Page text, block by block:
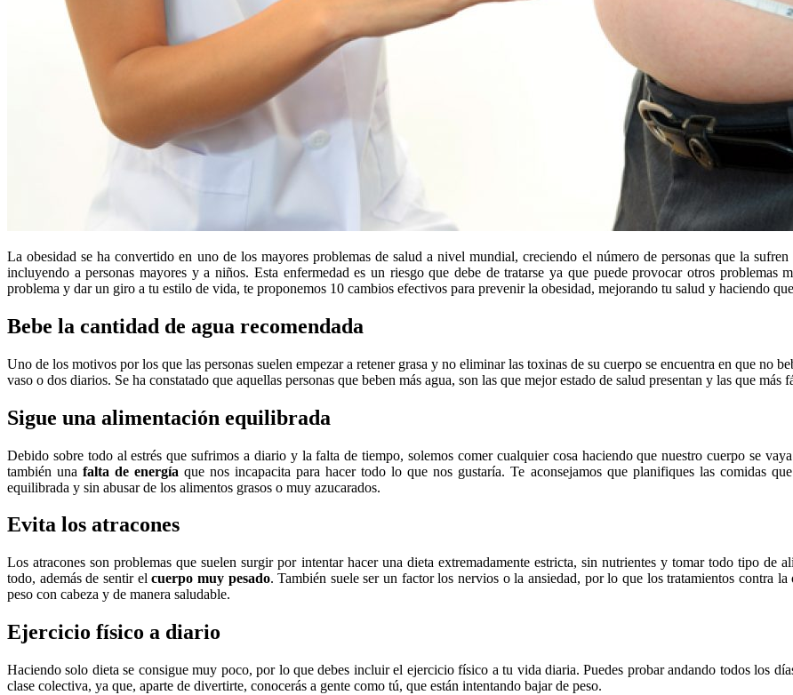
La obesidad se ha convertido en uno de los mayores problemas de salud a nivel mundial, creciendo el número de personas que la
incluyendo a personas mayores y a niños. Esta enfermedad es un riesgo que debe de tratarse ya que puede provocar otros problemas
problema y dar un giro a tu estilo de vida, te proponemos 10 cambios efectivos para prevenir la obesidad, mejorando tu salud y haciendo
Bebe la cantidad de agua recomendada
Uno de los motivos por los que las personas suelen empezar a retener grasa y no eliminar las toxinas de su cuerpo se encuentra en que no
vaso o dos diarios. Se ha constatado que aquellas personas que beben más agua, son las que mejor estado de salud presentan y las que más
Sigue una alimentación equilibrada
Debido sobre todo al estrés que sufrimos a diario y la falta de tiempo, solemos comer cualquier cosa haciendo que nuestro cuerpo se
también unafalta de energía que nos incapacita para hacer todo lo que nos gustaría. Te aconsejamos que planifiques las comidas
equilibrada y sin abusar de los alimentos grasos o muy azucarados.
Evita los atracones
Los atracones son problemas que suelen surgir por intentar hacer una dieta extremadamente estricta, sin nutrientes y tomar todo tipo de
todo, además de sentir elcuerpo muy pesado. También suele ser un factor los nervios o la ansiedad, por lo que los tratamientos contra
peso con cabeza y de manera saludable.
Ejercicio físico a diario
Haciendo solo dieta se consigue muy poco, por lo que debes incluir el ejercicio físico a tu vida diaria. Puedes probar andando todos los
clase colectiva, ya que, aparte de divertirte, conocerás a gente como tú, que están intentando bajar de peso.